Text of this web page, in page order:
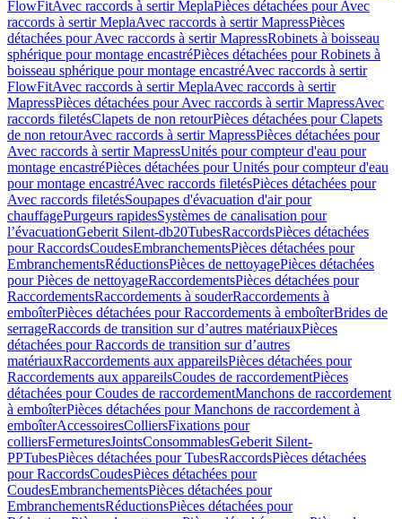
FlowFitAvec raccords à sertir MeplaPièces détachées pour Avec
raccords à sertir MeplaAvec raccords à sertir MapressPièces
détachées pour Avec raccords à sertir MapressRobinets à boisseau
sphérique pour montage encastréPièces détachées pour Robinets à
boisseau sphérique pour montage encastréAvec raccords à sertir
FlowFitAvec raccords à sertir MeplaAvec raccords à sertir
MapressPièces détachées pour Avec raccords à sertir MapressAvec
raccords filetésClapets de non retourPièces détachées pour Clapets
de non retourAvec raccords à sertir MapressPièces détachées pour
Avec raccords à sertir MapressUnités pour compteur d'eau pour
montage encastréPièces détachées pour Unités pour compteur d'eau
pour montage encastréAvec raccords filetésPièces détachées pour
Avec raccords filetésSoupapes d'évacuation d'air pour
chauffagePurgeurs rapidesSystèmes de canalisation pour
l’évacuationGeberit Silent-db20TubesRaccordsPièces détachées
pour RaccordsCoudesEmbranchementsPièces détachées pour
EmbranchementsRéductionsPièces de nettoyagePièces détachées
pour Pièces de nettoyageRaccordementsPièces détachées pour
RaccordementsRaccordements à souderRaccordements à
emboîterPièces détachées pour Raccordements à emboîterBrides de
serrageRaccords de transition sur d’autres matériauxPièces
détachées pour Raccords de transition sur d’autres
matériauxRaccordements aux appareilsPièces détachées pour
Raccordements aux appareilsCoudes de raccordementPièces
détachées pour Coudes de raccordementManchons de raccordement
à emboîterPièces détachées pour Manchons de raccordement à
emboîterAccessoiresColliersFixations pour
colliersFermeturesJointsConsommablesGeberit Silent-
PPTubesPièces détachées pour TubesRaccordsPièces détachées
pour RaccordsCoudesPièces détachées pour
CoudesEmbranchementsPièces détachées pour
EmbranchementsRéductionsPièces détachées pour